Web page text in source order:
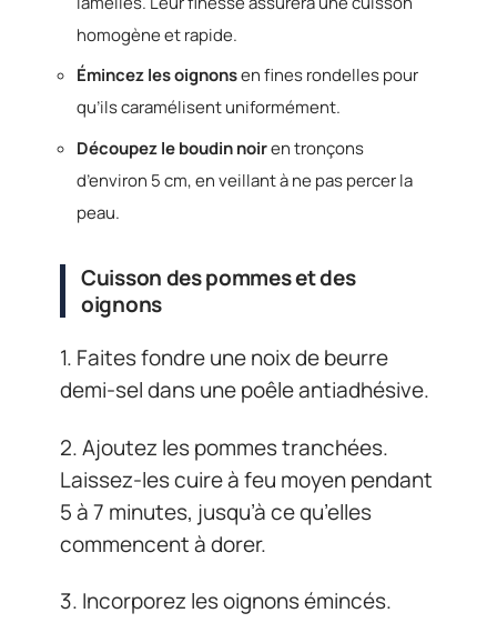
homogène et rapide.
Émincez les oignonsen fines rondelles pour
qu’ils caramélisent uniformément.
Découpez le boudin noiren tronçons
d’environ 5 cm, en veillant à ne pas percer la
peau.
Cuisson des pommes et des
oignons
1. Faites fondre une noix de beurre
demi-sel dans une poêle antiadhésive.
2. Ajoutez les pommes tranchées.
Laissez-les cuire à feu moyen pendant
5 à 7 minutes, jusqu’à ce qu’elles
commencent à dorer.
3. Incorporez les oignons émincés.